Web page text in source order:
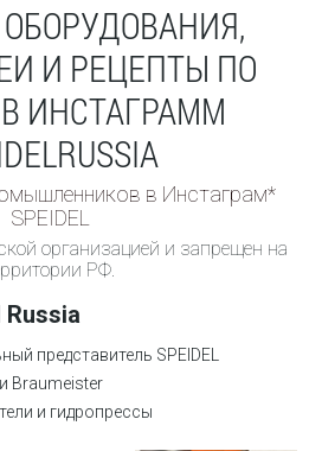
И РЕЦЕПТЫ ПО
ИНСТАГРАММ
в Инстаграм*
SPEIDEL
организацией и запрещен на
РФ.
Russia
представитель SPEIDEL
Braumeister
и гидропрессы